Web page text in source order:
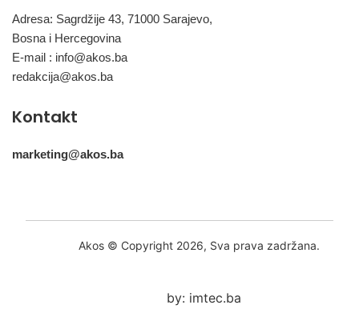
Adresa: Sagrdžije 43, 71000 Sarajevo,
Bosna i Hercegovina
E-mail : info@akos.ba
redakcija@akos.ba
Kontakt
marketing@akos.ba
Akos © Copyright 2026, Sva prava zadržana.
by: imtec.ba